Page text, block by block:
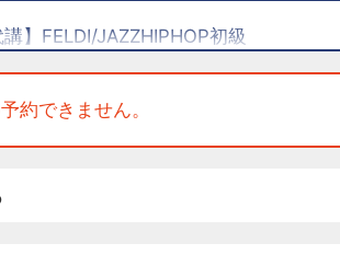
】FELDI/JAZZHIPHOP初級
約できません。